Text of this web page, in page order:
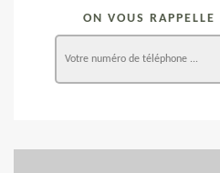
ON VOUS